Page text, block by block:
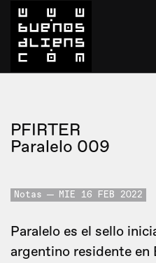
PFIRTER
Paralelo 009
Notas MIE 16 FEB 2022
Paralelo es el sello
argentino residente en